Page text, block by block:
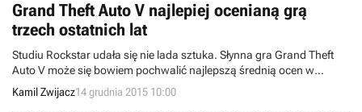
Grand Theft Auto V najlepiej ocenianą grą
trzech ostatnich lat
Studiu Rockstar udała się nie lada sztuka. Słynna gra Grand Theft
Auto V może się bowiem pochwalić najlepszą średnią ocen w
serwisach Metacritic i GameRankings w trzech ostatnich latach.
Kamil Zwijacz14 grudnia 2015 10:00